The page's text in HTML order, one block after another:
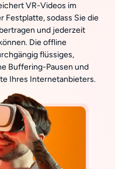
VR-Videos im
Festplatte, sodass Sie die
und jederzeit
Die offline
flüssiges,
Buffering-Pausen und
Ihres Internetanbieters.